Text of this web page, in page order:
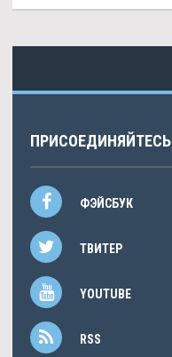
ПРИСОЕДИНЯЙТЕСЬ
ФЭЙСБУК
ТВИТЕР
YOUTUBE
RSS